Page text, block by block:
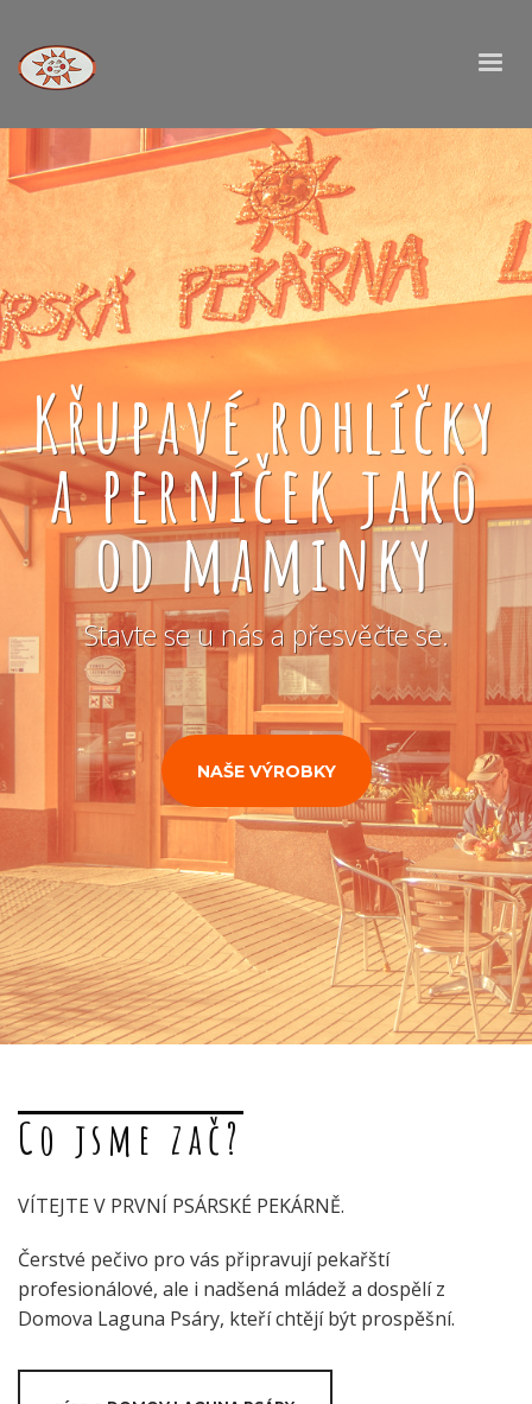
Křupavé rohlíčky
a perníček jako
od maminky
Stavte se u nás a přesvěčte se.
NAŠE VÝROBKY
Co jsme zač?
VÍTEJTE V PRVNÍ PSÁRSKÉ PEKÁRNĚ.
Čerstvé pečivo pro vás připravují pekařští
profesionálové, ale i nadšená mládež a dospělí z
Domova Laguna Psáry, kteří chtějí být prospěšní.